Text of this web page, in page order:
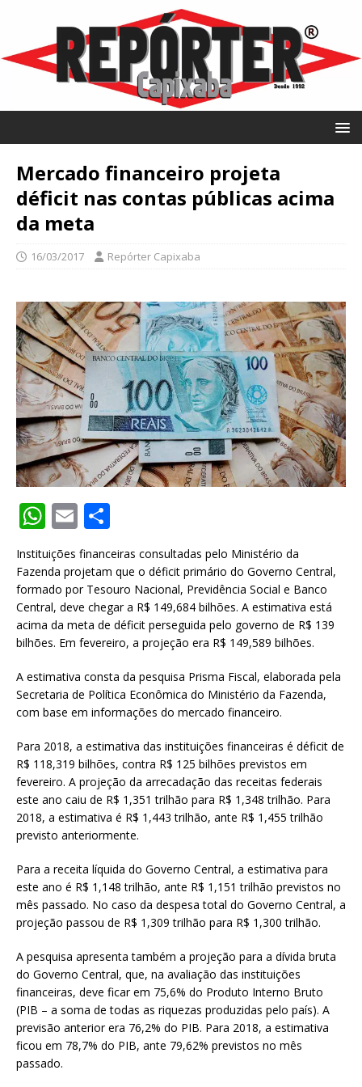
Mercado financeiro projeta
déficit nas contas públicas acima
da meta
16/03/2017 Repórter Capixaba
W
h
at
s
A
p
p
E
m
ai
l
h
ar
e
Instituições financeiras consultadas pelo Ministério da
Fazenda projetam que o déficit primário do Governo Central,
formado por Tesouro Nacional, Previdência Social e Banco
Central, deve chegar a R$ 149,684 bilhões. A estimativa está
acima da meta de déficit perseguida pelo governo de R$ 139
bilhões. Em fevereiro, a projeção era R$ 149,589 bilhões.
A estimativa consta da pesquisa Prisma Fiscal, elaborada pela
Secretaria de Política Econômica do Ministério da Fazenda,
com base em informações do mercado financeiro.
Para 2018, a estimativa das instituições financeiras é déficit de
R$ 118,319 bilhões, contra R$ 125 bilhões previstos em
fevereiro. A projeção da arrecadação das receitas federais
este ano caiu de R$ 1,351 trilhão para R$ 1,348 trilhão. Para
2018, a estimativa é R$ 1,443 trilhão, ante R$ 1,455 trilhão
previsto anteriormente.
Para a receita líquida do Governo Central, a estimativa para
este ano é R$ 1,148 trilhão, ante R$ 1,151 trilhão previstos no
mês passado. No caso da despesa total do Governo Central, a
projeção passou de R$ 1,309 trilhão para R$ 1,300 trilhão.
A pesquisa apresenta também a projeção para a dívida bruta
do Governo Central, que, na avaliação das instituições
financeiras, deve ficar em 75,6% do Produto Interno Bruto
(PIB – a soma de todas as riquezas produzidas pelo país). A
previsão anterior era 76,2% do PIB. Para 2018, a estimativa
ficou em 78,7% do PIB, ante 79,62% previstos no mês
passado.